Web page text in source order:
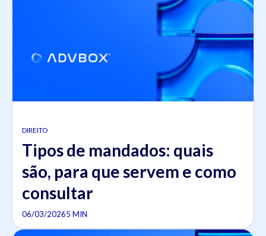
DIREITO
Tipos de mandados: quais
são, para que servem e como
consultar
06/03/20265 MIN